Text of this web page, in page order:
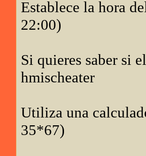
Establece la hora
22:00)
Si quieres saber si
hmischeater
Utiliza una
35*67)